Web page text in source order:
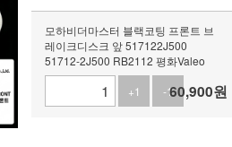
모하비더마스터 블랙코팅 프론트 브
레이크디스크 앞 517122J500
51712-2J500 RB2112 평화Valeo
+1
-160,900원